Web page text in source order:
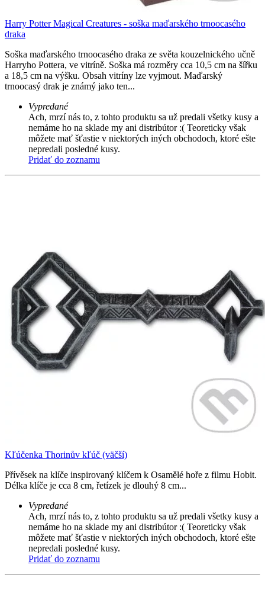
Harry Potter Magical Creatures - soška maďarského trnoocasého
draka
Soška maďarského trnoocasého draka ze světa kouzelnického učně
Harryho Pottera, ve vitríně. Soška má rozměry cca 10,5 cm na šířku
a 18,5 cm na výšku. Obsah vitríny lze vyjmout. Maďarský
trnoocasý drak je známý jako ten...
Vypredané
Ach, mrzí nás to, z tohto produktu sa už predali všetky kusy a
nemáme ho na sklade my ani distribútor :( Teoreticky však
môžete mať šťastie v niektorých iných obchodoch, ktoré ešte
nepredali posledné kusy.
Pridať do zoznamu
Kľúčenka Thorinův kľúč (väčší)
Přívěsek na klíče inspirovaný klíčem k Osamělé hoře z filmu Hobit.
Délka klíče je cca 8 cm, řetízek je dlouhý 8 cm...
Vypredané
Ach, mrzí nás to, z tohto produktu sa už predali všetky kusy a
nemáme ho na sklade my ani distribútor :( Teoreticky však
môžete mať šťastie v niektorých iných obchodoch, ktoré ešte
nepredali posledné kusy.
Pridať do zoznamu